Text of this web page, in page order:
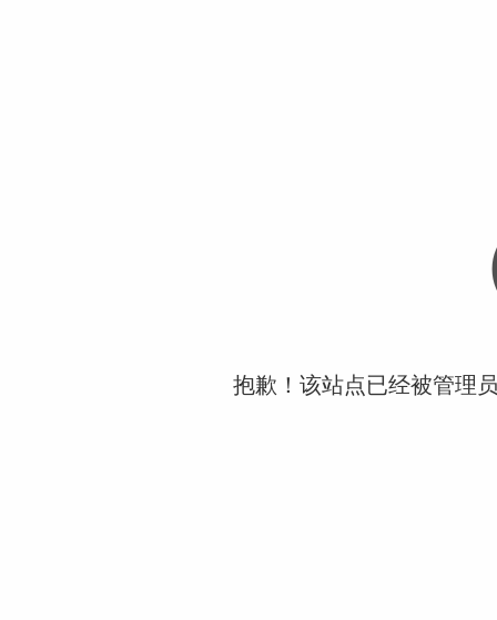
抱歉！该站点已经被管理